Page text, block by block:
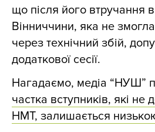
що після його втручання
Вінниччини, яка не
через технічний збій,
додаткової сесії.
Нагадаємо, медіа “НУШ”
частка вступників, які не
НМТ, залишається